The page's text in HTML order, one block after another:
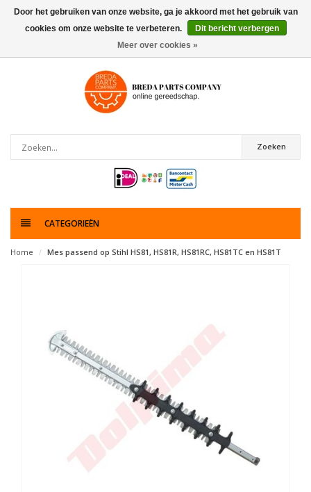
0artikelen
Zoeken
CATEGORIEËN
Home Mes passend op Stihl HS81, HS81R, HS81RC, HS81TC en HS81T
Door het gebruiken van onze website, ga je akkoord met het gebruik van
cookies om onze website te verbeteren.
Dit bericht verbergen
Meer over cookies »